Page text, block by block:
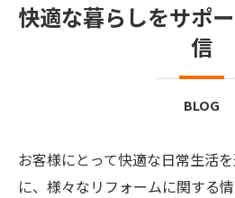
快適な暮らしをサポ
信
BLOG
お客様にとって快適な日常生活
に、様々なリフォームに関する